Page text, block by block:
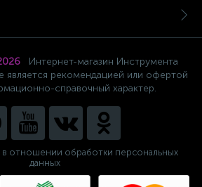
Интернет-магазин Инструмента
является рекомендацией или офертой
справочный характер.
в отношении обработки персональных
данных